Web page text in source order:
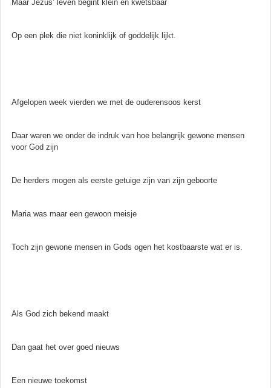
Maar Jezus’ leven begint klein en kwetsbaar
Op een plek die niet koninklijk of goddelijk lijkt.
Afgelopen week vierden we met de ouderensoos kerst
Daar waren we onder de indruk van hoe belangrijk gewone mensen
voor God zijn
De herders mogen als eerste getuige zijn van zijn geboorte
Maria was maar een gewoon meisje
Toch zijn gewone mensen in Gods ogen het kostbaarste wat er is.
Als God zich bekend maakt
Dan gaat het over goed nieuws
Een nieuwe toekomst